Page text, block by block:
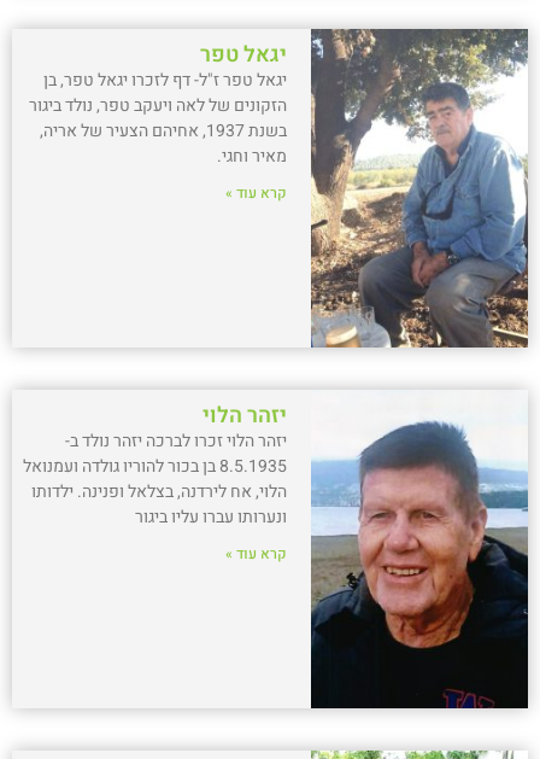
יגאל טפר
יגאל טפר ז"ל- דף לזכרו יגאל טפר, בן
הזקונים של לאה ויעקב טפר, נולד ביגור
בשנת 1937, אחיהם הצעיר של אריה,
מאיר וחגי.
קרא עוד »
יזהר הלוי
יזהר הלוי זכרו לברכה יזהר נולד ב-
8.5.1935 בן בכור להוריו גולדה ועמנואל
הלוי, אח לירדנה, בצלאל ופנינה. ילדותו
ונערותו עברו עליו ביגור
קרא עוד »